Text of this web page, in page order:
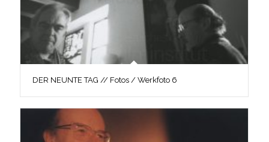
DER NEUNTE TAG // Fotos / Werkfoto 6